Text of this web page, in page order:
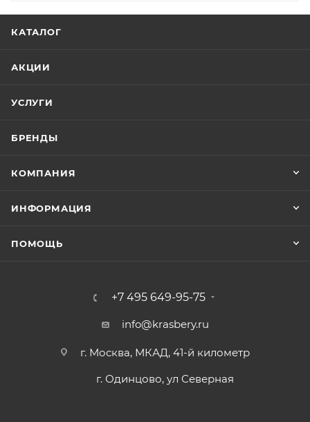
КАТАЛОГ
АКЦИИ
УСЛУГИ
БРЕНДЫ
КОМПАНИЯ
ИНФОРМАЦИЯ
ПОМОЩЬ
+7 495 649-95-75
info@krasbery.ru
г. Москва, МКАД, 41-й километр
г. Одинцово, ул Северная